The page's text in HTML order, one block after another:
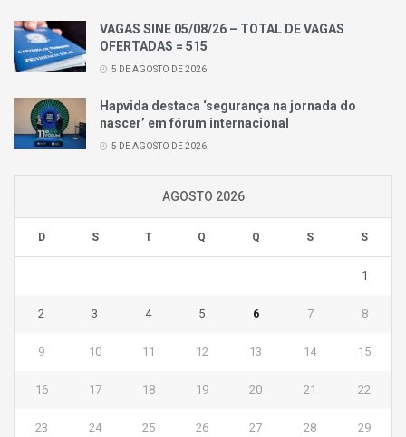
VAGAS SINE 05/08/26 – TOTAL DE VAGAS
OFERTADAS = 515
5 DE AGOSTO DE 2026
Hapvida destaca ‘segurança na jornada do
nascer’ em fórum internacional
5 DE AGOSTO DE 2026
AGOSTO 2026
D S T Q Q S S
1
2 3 4 5 6 7 8
9 10 11 12 13 14 15
16 17 18 19 20 21 22
23 24 25 26 27 28 29